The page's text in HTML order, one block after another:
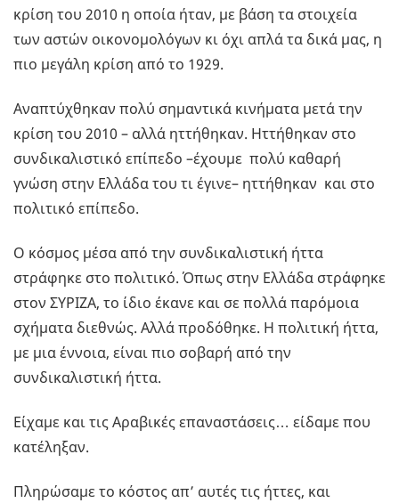
κρίση του 2010 η οποία ήταν, με βάση τα στοιχεία
των αστών οικονομολόγων κι όχι απλά τα δικά μας, η
πιο μεγάλη κρίση από το 1929.
Αναπτύχθηκαν πολύ σημαντικά κινήματα μετά την
κρίση του 2010 – αλλά ηττήθηκαν. Ηττήθηκαν στο
συνδικαλιστικό επίπεδο –έχουμε πολύ καθαρή
γνώση στην Ελλάδα του τι έγινε– ηττήθηκαν και στο
πολιτικό επίπεδο.
Ο κόσμος μέσα από την συνδικαλιστική ήττα
στράφηκε στο πολιτικό. Όπως στην Ελλάδα στράφηκε
στον ΣΥΡΙΖΑ, το ίδιο έκανε και σε πολλά παρόμοια
σχήματα διεθνώς. Αλλά προδόθηκε. Η πολιτική ήττα,
με μια έννοια, είναι πιο σοβαρή από την
συνδικαλιστική ήττα.
Είχαμε και τις Αραβικές επαναστάσεις… είδαμε που
κατέληξαν.
Πληρώσαμε το κόστος απ’ αυτές τις ήττες, και